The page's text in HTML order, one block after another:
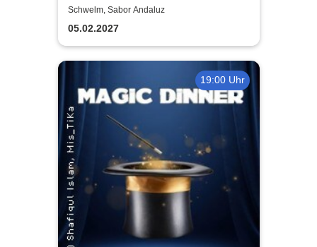
Dinner-Komödie
Schwelm, Sabor Andaluz
05.02.2027
19:00 Uhr